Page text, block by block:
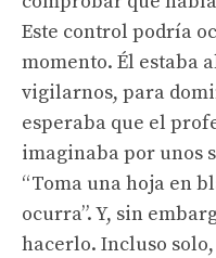
Este control podría
momento. Él estaba
vigilarnos, para
esperaba que el
imaginaba por unos
“Toma una hoja en
ocurra”. Y, sin
hacerlo. Incluso